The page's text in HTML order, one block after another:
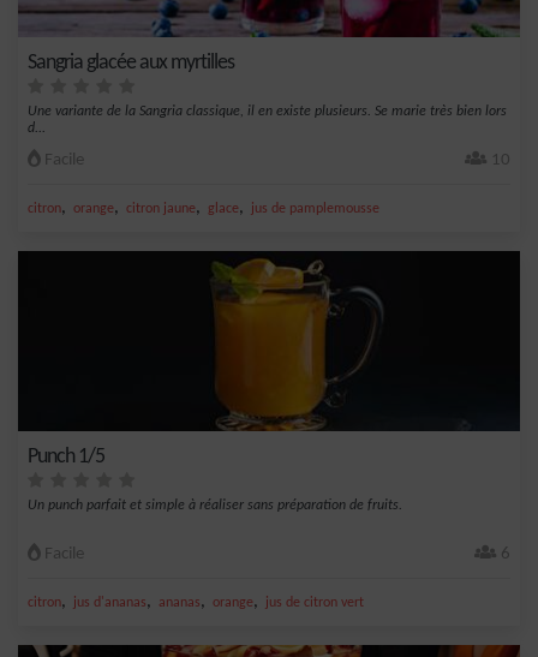
Sangria glacée aux myrtilles
Une variante de la Sangria classique, il en existe plusieurs. Se marie très bien lors
d...
Facile 10
citron, orange, citron jaune, glace, jus de pamplemousse
Punch 1/5
Un punch parfait et simple à réaliser sans préparation de fruits.
Facile 6
citron, jus d'ananas, ananas, orange, jus de citron vert